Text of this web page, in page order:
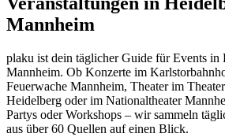
Mannheim
plaku ist dein täglicher Guide für Events in
Mannheim. Ob Konzerte im
Feuerwache Mannheim, Theater im
Heidelberg oder im Nationaltheater
Partys oder Workshops – wir sammeln
aus über 60 Quellen auf einen Blick.